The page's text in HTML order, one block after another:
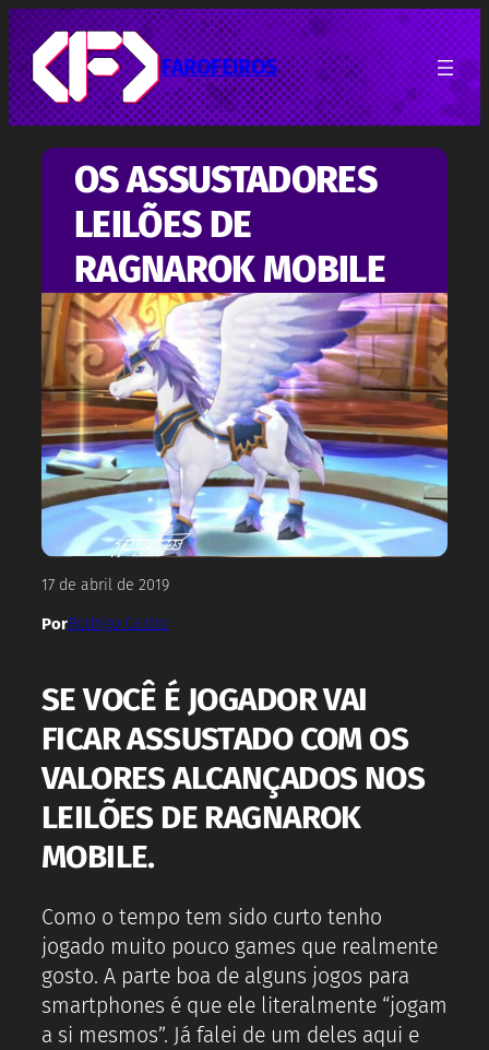
Pular
para
o
conteúdo
FAROFEIROS
OS ASSUSTADORES
LEILÕES DE
RAGNAROK MOBILE
17 de abril de 2019
PorRodrigo Castro
SE VOCÊ É JOGADOR VAI
FICAR ASSUSTADO COM OS
VALORES ALCANÇADOS NOS
LEILÕES DE RAGNAROK
MOBILE.
Como o tempo tem sido curto tenho
jogado muito pouco games que realmente
gosto. A parte boa de alguns jogos para
smartphones é que ele literalmente “jogam
a si mesmos”. Já falei de um deles aqui e